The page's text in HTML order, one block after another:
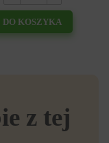
DO KOSZYKA
z tej